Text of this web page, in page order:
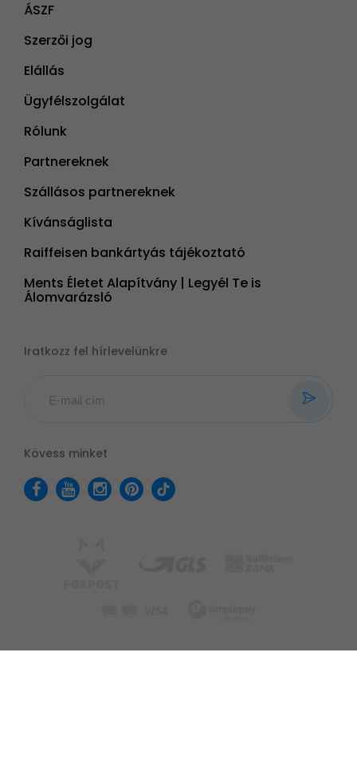
ÁSZF
Szerzői jog
Elállás
Ügyfélszolgálat
Rólunk
Partnereknek
Szállásos partnereknek
Kívánságlista
Raiffeisen bankártyás tájékoztató
Ments Életet Alapítvány | Legyél Te is
Álomvarázsló
Iratkozz fel hírlevelünkre
Kövess minket